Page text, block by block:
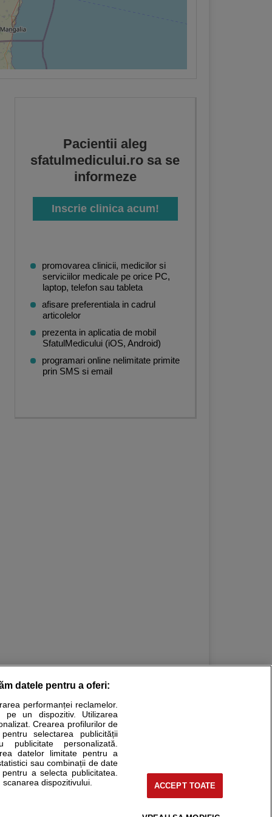
Pacientii aleg
sfatulmedicului.ro sa se
informeze
Inscrie clinica acum!
promovarea clinicii, medicilor si
serviciilor medicale pe orice PC,
laptop, telefon sau tableta
afisare preferentiala in cadrul
articolelor
prezenta in aplicatia de mobil
SfatulMedicului (iOS, Android)
programari online nelimitate primite
prin SMS si email
Stiri medicale
Ele nu pot substitui consultul medical direct si
fie medicul Dvs., fie unul dintre medicii pe care
datele pentru a oferi:
performanței reclamelor.
pe un dispozitiv. Utilizarea
Crearea profilurilor de
selectarea publicității
publicitate personalizată.
datelor limitate pentru a
sau combinații de date
a selecta publicitatea.
dispozitivului.
ACCEPT TOATE